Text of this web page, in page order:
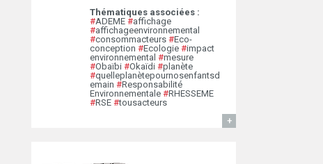
Thématiques associées :
#ADEME #affichage
#affichageenvironnemental
#consommacteurs #Eco-
conception #Ecologie #impact
environnemental #mesure
#Obaïbi #Okaïdi #planète
#quelleplanètepournosenfantsd
emain #Responsabilité
Environnementale #RHESSEME
#RSE #tousacteurs